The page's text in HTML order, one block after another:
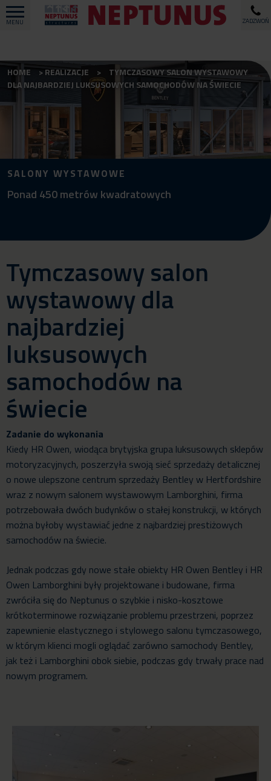
MENU ZADZWOŃ
HOME REALIZACJE
TYMCZASOWY SALON WYSTAWOWY
DLA NAJBARDZIEJ LUKSUSOWYCH SAMOCHODÓW NA ŚWIECIE
SALONY WYSTAWOWE
Ponad 450 metrów kwadratowych
Tymczasowy salon
wystawowy dla
najbardziej
luksusowych
samochodów na
świecie
Zadanie do wykonania
Kiedy HR Owen, wiodąca brytyjska grupa luksusowych sklepów
motoryzacyjnych, poszerzyła swoją sieć sprzedaży detalicznej
o nowe ulepszone centrum sprzedaży Bentley w Hertfordshire
wraz z nowym salonem wystawowym Lamborghini, firma
potrzebowała dwóch budynków o stałej konstrukcji, w których
można byłoby wystawiać jedne z najbardziej prestiżowych
samochodów na świecie.
Jednak podczas gdy nowe stałe obiekty HR Owen Bentley i HR
Owen Lamborghini były projektowane i budowane, firma
zwróciła się do Neptunus o szybkie i nisko-kosztowe
krótkoterminowe rozwiązanie problemu przestrzeni, poprzez
zapewnienie elastycznego i stylowego salonu tymczasowego,
w którym klienci mogli oglądać zarówno samochody Bentley,
jak też i Lamborghini obok siebie, podczas gdy trwały prace nad
nowym programem.